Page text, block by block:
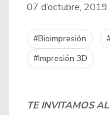
07 d’octubre, 2019
#Bioimpresión
#Impresión 3D
TE INVITAMOS